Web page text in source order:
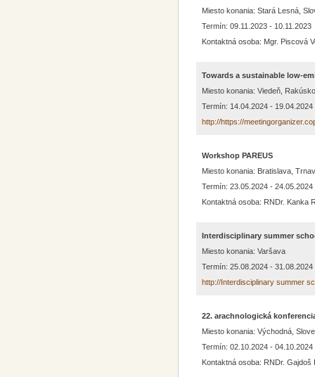
Miesto konania: Stará Lesná,
Termín: 09.11.2023 - 10.11.2023
Kontaktná osoba: Mgr. Piscová
Towards a sustainable low-
Miesto konania: Viedeň, Rakúsko
Termín: 14.04.2024 - 19.04.2024
http://https://
Workshop PAREUS
Miesto konania: Bratislava,
Termín: 23.05.2024 - 24.05.2024
Kontaktná osoba: RNDr. Kanka
Interdisciplinary summer
Miesto konania: Varšava
Termín: 25.08.2024 - 31.08.2024
http://Interdisciplinary summer
22. arachnologická
Miesto konania: Východná,
Termín: 02.10.2024 - 04.10.2024
Kontaktná osoba: RNDr. Gajdoš